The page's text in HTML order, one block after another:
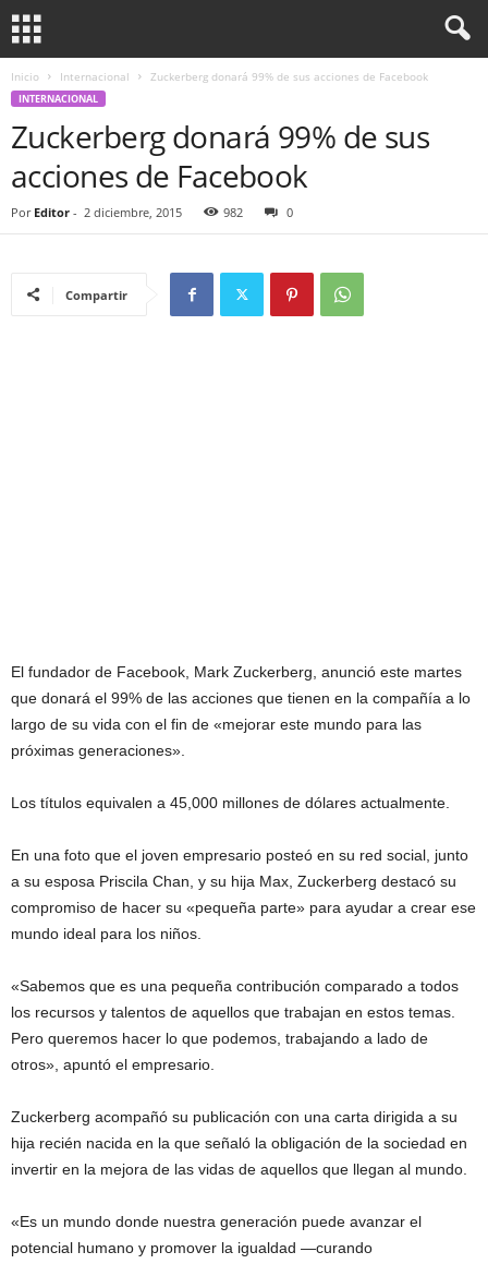
Inicio Internacional Zuckerberg donará 99% de sus acciones de Facebook
INTERNACIONAL
Zuckerberg donará 99% de sus
acciones de Facebook
Por Editor - 2 diciembre, 2015 982 0
Compartir
El fundador de Facebook, Mark Zuckerberg, anunció este martes
que donará el 99% de las acciones que tienen en la compañía a lo
largo de su vida con el fin de «mejorar este mundo para las
próximas generaciones».
Los títulos equivalen a 45,000 millones de dólares actualmente.
En una foto que el joven empresario posteó en su red social, junto
a su esposa Priscila Chan, y su hija Max, Zuckerberg destacó su
compromiso de hacer su «pequeña parte» para ayudar a crear ese
mundo ideal para los niños.
«Sabemos que es una pequeña contribución comparado a todos
los recursos y talentos de aquellos que trabajan en estos temas.
Pero queremos hacer lo que podemos, trabajando a lado de
otros», apuntó el empresario.
Zuckerberg acompañó su publicación con una carta dirigida a su
hija recién nacida en la que señaló la obligación de la sociedad en
invertir en la mejora de las vidas de aquellos que llegan al mundo.
«Es un mundo donde nuestra generación puede avanzar el
potencial humano y promover la igualdad —curando